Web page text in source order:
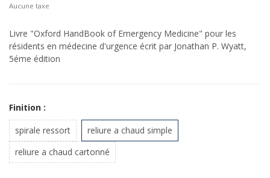
Aucune taxe
Livre "Oxford HandBook of Emergency Medicine" pour les
résidents en médecine d'urgence écrit par Jonathan P. Wyatt,
5éme édition
Finition :
spirale ressort
reliure a chaud simple
reliure a chaud cartonné